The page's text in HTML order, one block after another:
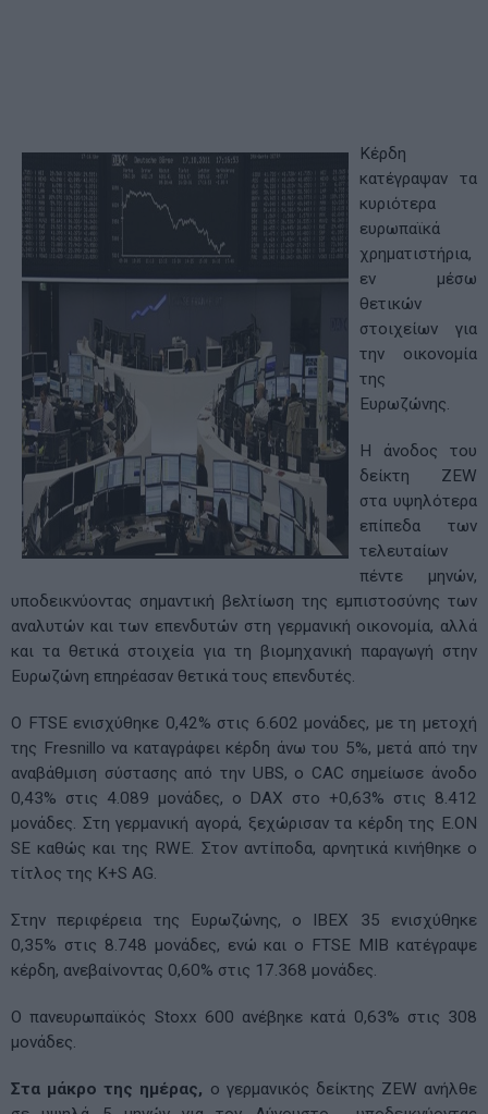
Κέρδη
κατέγραψαν τα
κυριότερα
ευρωπαϊκά
χρηματιστήρια,
εν μέσω
θετικών
στοιχείων για
την οικονομία
της
Ευρωζώνης.
Η άνοδος του
δείκτη ZEW
στα υψηλότερα
επίπεδα των
τελευταίων
πέντε μηνών,
υποδεικνύοντας σημαντική βελτίωση της εμπιστοσύνης των
αναλυτών και των επενδυτών στη γερμανική οικονομία, αλλά
και τα θετικά στοιχεία για τη βιομηχανική παραγωγή στην
Ευρωζώνη επηρέασαν θετικά τους επενδυτές.
Ο FTSE ενισχύθηκε 0,42% στις 6.602 μονάδες, με τη μετοχή
της Fresnillo να καταγράφει κέρδη άνω του 5%, μετά από την
αναβάθμιση σύστασης από την UBS, ο CAC σημείωσε άνοδο
0,43% στις 4.089 μονάδες, ο DAX στο +0,63% στις 8.412
μονάδες. Στη γερμανική αγορά, ξεχώρισαν τα κέρδη της E.ON
SE καθώς και της RWE. Στον αντίποδα, αρνητικά κινήθηκε ο
τίτλος της K+S AG.
Στην περιφέρεια της Ευρωζώνης, ο IBEX 35 ενισχύθηκε
0,35% στις 8.748 μονάδες, ενώ και ο FTSE MIB κατέγραψε
κέρδη, ανεβαίνοντας 0,60% στις 17.368 μονάδες.
Ο πανευρωπαϊκός Stoxx 600 ανέβηκε κατά 0,63% στις 308
μονάδες.
Στα μάκρο της ημέρας, ο γερμανικός δείκτης ZEW ανήλθε